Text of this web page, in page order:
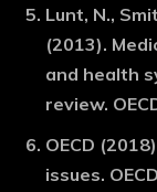
Lunt, N.,
(2013).
and health
review.
OECD
issues.